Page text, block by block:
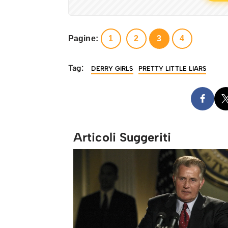
Pagine: 1 2 3 4
Tag: DERRY GIRLS PRETTY LITTLE LIARS
Articoli Suggeriti